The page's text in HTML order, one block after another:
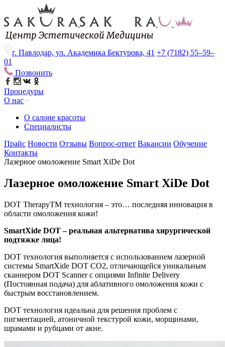
г. Павлодар, ул. Академика Бектурова, 41 +7 (7182) 55–59–
01
Позвонить
Процедуры
О нас
О салоне красоты
Специалисты
Прайс Новости Отзывы Вопрос-ответ Вакансии Обучение
Контакты
Лазерное омоложение Smart XiDe Dot
Лазерное омоложение Smart XiDe Dot
DOT TherapyTM технология – это… последняя инновация в
области омоложения кожи!
SmartXide DOT – реальная альтернатива хирургической
подтяжке лица!
DOT технология выполняется с использованием лазерной
системы SmartXide DOT CO2, отличающейся уникальным
сканнером DOT Scanner с опциями Infinite Delivery
(Постоянная подача) для аблативного омоложения кожи с
быстрым восстановлением.
DOT технология идеальна для решения проблем с
пигментацией, атоничной текстурой кожи, морщинами,
шрамами и рубцами от акне.